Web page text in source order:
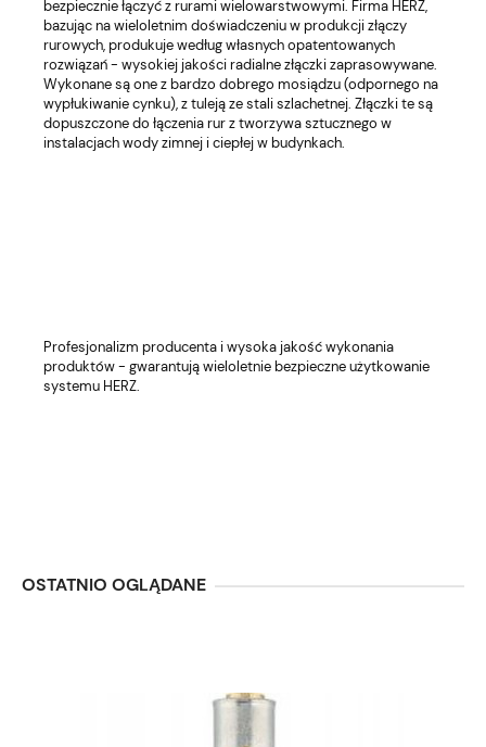
bezpiecznie łączyć z rurami wielowarstwowymi. Firma HERZ,
bazując na wieloletnim doświadczeniu w produkcji złączy
rurowych, produkuje według własnych opatentowanych
rozwiązań - wysokiej jakości radialne złączki zaprasowywane.
Wykonane są one z bardzo dobrego mosiądzu (odpornego na
wypłukiwanie cynku), z tuleją ze stali szlachetnej. Złączki te są
dopuszczone do łączenia rur z tworzywa sztucznego w
instalacjach wody zimnej i ciepłej w budynkach.
Profesjonalizm producenta i wysoka jakość wykonania
produktów - gwarantują wieloletnie bezpieczne użytkowanie
systemu HERZ.
OSTATNIO OGLĄDANE